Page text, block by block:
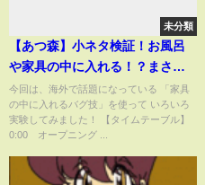
未分類
【あつ森】小ネタ検証！お風呂
や家具の中に入れる！？まさか
のバグ技でいろいろ実験してみ
た集【あつまれ どうぶつの森】
@レウンGameTV
今回は、海外で話題になっている 「家具
の中に入れるバグ技」を使って いろいろ
実験してみました！ 【タイムテーブル】
0:00 オープニング ...